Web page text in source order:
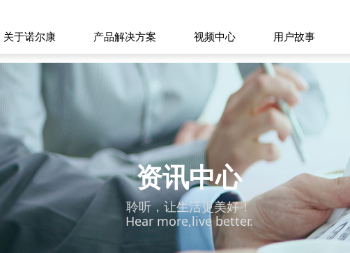
关于诺尔康 产品解决方案 视频中心 用户故事
资讯中心
聆听，让生活更美好！
Hear more,live better.